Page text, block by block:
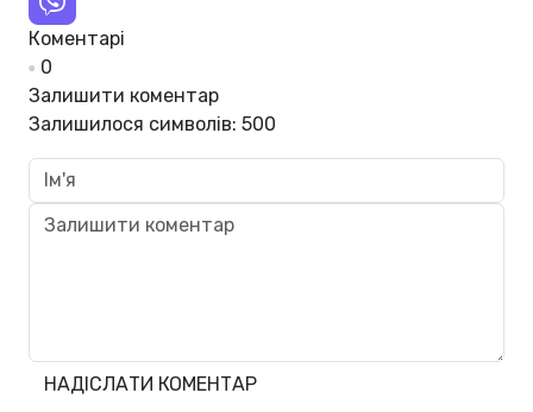
Коментарі
0
Залишити коментар
Залишилося символів: 500
НАДІСЛАТИ КОМЕНТАР